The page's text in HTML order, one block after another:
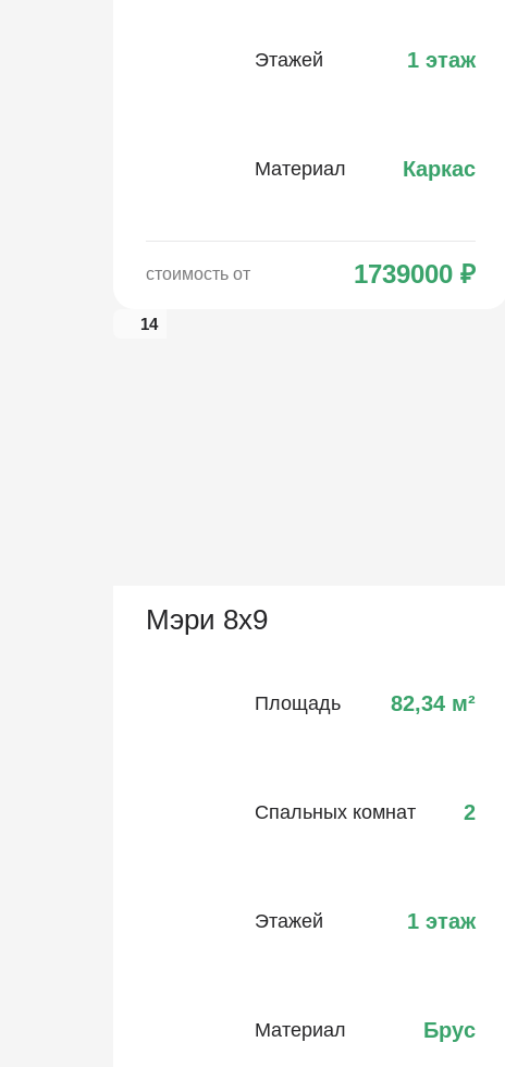
Этажей 1 этаж
Материал Каркас
стоимость от 1739000 ₽
14
Мэри 8х9
Площадь 82,34 м²
Спальных комнат 2
Этажей 1 этаж
Материал Брус